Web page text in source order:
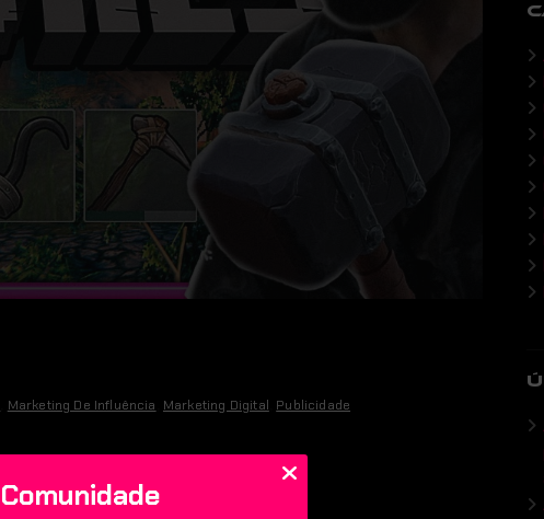
Marketing De Influência Marketing Digital Publicidade
Comunidade